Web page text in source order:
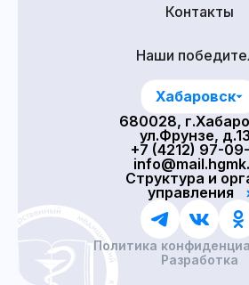
Контакты
Наши
Хабаровск
680028,
ул.Фрунзе,
+7 (4212) 97-
Структура и
управления
Политика
Разработка